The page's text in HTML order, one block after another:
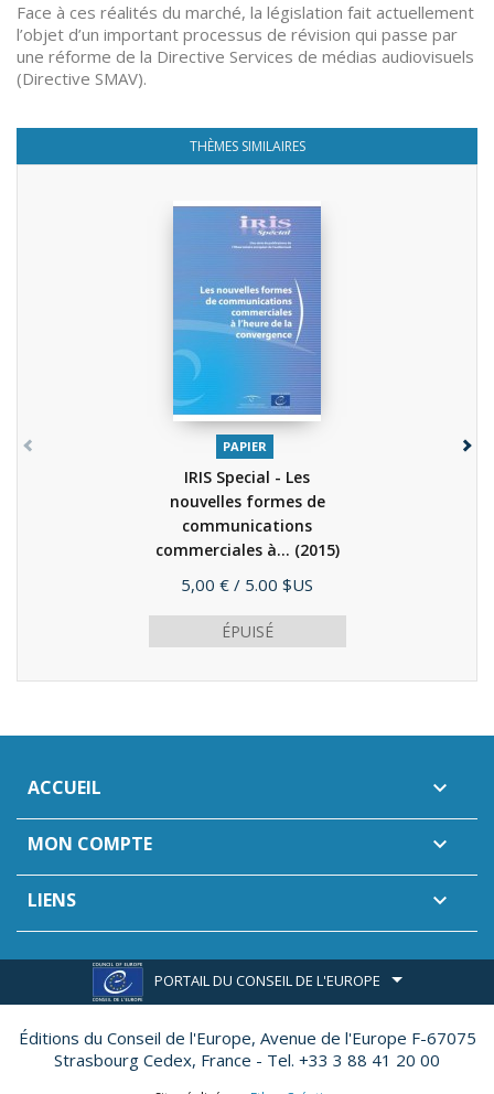
Face à ces réalités du marché, la législation fait actuellement
l’objet d’un important processus de révision qui passe par
une réforme de la Directive Services de médias audiovisuels
(Directive SMAV).
THÈMES SIMILAIRES
PAPIER
IRIS Special - Les
nouvelles formes de
communications
commerciales à... (2015)
Prix
5,00 € / 5.00 $US
ÉPUISÉ
ACCUEIL 
MON COMPTE 
LIENS 
PORTAIL DU CONSEIL DE L'EUROPE
Éditions du Conseil de l'Europe, Avenue de l'Europe F-67075
Strasbourg Cedex, France - Tel. +33 3 88 41 20 00